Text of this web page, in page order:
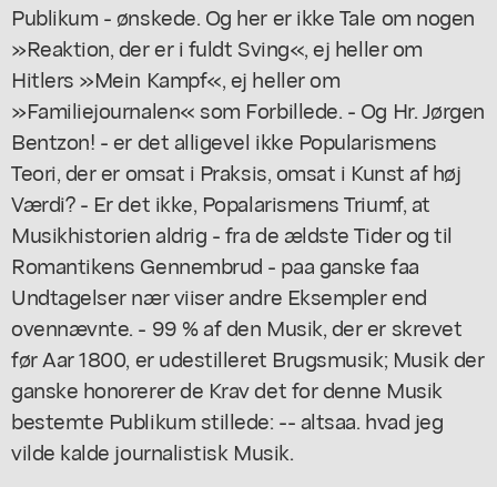
Publikum - ønskede. Og her er ikke Tale om nogen
»Reaktion, der er i fuldt Sving«, ej heller om
Hitlers »Mein Kampf«, ej heller om
»Familiejournalen« som Forbillede. - Og Hr. Jørgen
Bentzon! - er det alligevel ikke Popularismens
Teori, der er omsat i Praksis, omsat i Kunst af høj
Værdi? - Er det ikke, Popalarismens Triumf, at
Musikhistorien aldrig - fra de ældste Tider og til
Romantikens Gennembrud - paa ganske faa
Undtagelser nær viiser andre Eksempler end
ovennævnte. - 99 % af den Musik, der er skrevet
før Aar 1800, er udestilleret Brugsmusik; Musik der
ganske honorerer de Krav det for denne Musik
bestemte Publikum stillede: -- altsaa. hvad jeg
vilde kalde journalistisk Musik.